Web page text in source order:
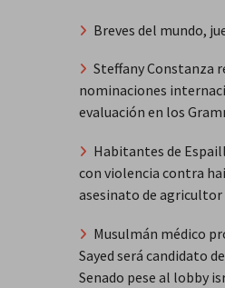
Breves del mundo,
Steffany Constanza
nominaciones
evaluación en los
Habitantes de
con violencia contra
asesinato de agricultor
Musulmán médico
Sayed será candidato
Senado pese al lobby